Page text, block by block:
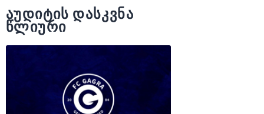
აუდიტის დასკვნა
წლიური